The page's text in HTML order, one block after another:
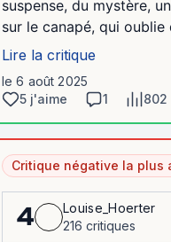
suspense, du mystère,
sur le canapé, qui oublie
Lire la critique
le 6 août 2025
5 j'aime
1 802
Critique négative la plus
4
Louise_Hoerter
216 critiques